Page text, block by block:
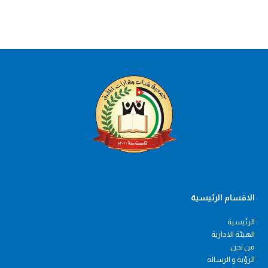
الاقسام الرئيسية
الرئيسية
الهيئة الادارية
من نحن
الرؤية و الرسالة